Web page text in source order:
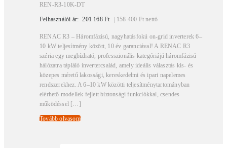
REN-R3-10K-DT
Felhasználói ár: 201 168Ft | 158 400 Ft nettó
RENAC R3 – Háromfázisú, nagyhatásfokú on-grid inverterek 6–
10 kW teljesítmény között, 10 év garanciával! A RENAC R3
széria egy megbízható, professzionális kategóriájú háromfázisú
hálózatra tápláló invertercsalád, amely ideális választás kis- és
közepes méretű lakossági, kereskedelmi és ipari napelemes
rendszerekhez. A 6–10 kW közötti teljesítménytartományban
elérhető modellek fejlett biztonsági funkciókkal, csendes
működéssel […]
Tovább olvasom